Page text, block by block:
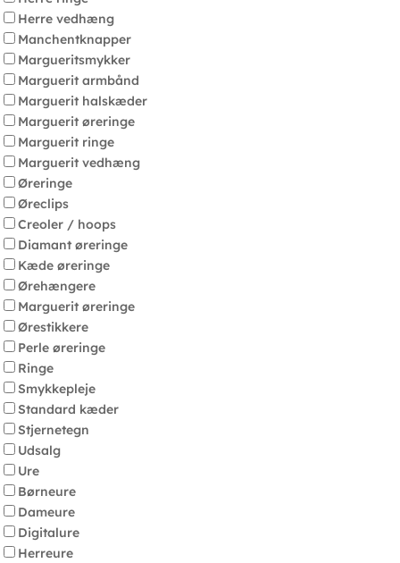
Herre vedhæng
Manchentknapper
Margueritsmykker
Marguerit armbånd
Marguerit halskæder
Marguerit øreringe
Marguerit ringe
Marguerit vedhæng
Øreringe
Øreclips
Creoler / hoops
Diamant øreringe
Kæde øreringe
Ørehængere
Marguerit øreringe
Ørestikkere
Perle øreringe
Ringe
Smykkepleje
Standard kæder
Stjernetegn
Udsalg
Ure
Børneure
Dameure
Digitalure
Herreure